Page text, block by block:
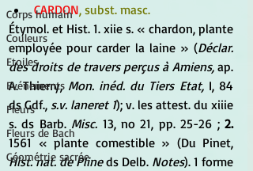
Corps humain
Couleurs
Etoiles
Evénements
Fleurs
Fleurs de Bach
Géométrie sacrée
CARDON, subst. masc.
Étymol. et Hist. 1. xiie s. « chardon, plante
employée pour carder la laine » (Déclar.
des droits de travers perçus à Amiens, ap.
A. Thierry, Mon. inéd. du Tiers Etat, I, 84
ds Gdf., s.v. laneret 1); v. les attest. du xiiie
s. ds Barb. Misc. 13, no 21, pp. 25-26 ; 2.
Hist. nat. de Pline ds Delb. Notes). 1 forme